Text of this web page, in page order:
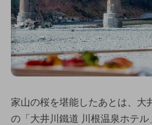
家山の桜を堪能したあとは、大
の「大井川鐵道 川根温泉ホテル